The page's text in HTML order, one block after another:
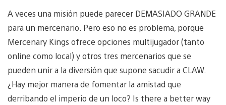
A veces una misión puede parecer DEMASIADO GRANDE
para un mercenario. Pero eso no es problema, porque
Mercenary Kings ofrece opciones multijugador (tanto
online como local) y otros tres mercenarios que se
pueden unir a la diversión que supone sacudir a CLAW.
¿Hay mejor manera de fomentar la amistad que
derribando el imperio de un loco? Is there a better way